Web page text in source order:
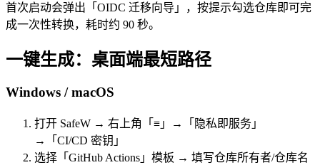
首次启动会弹出「OIDC 迁移向导」，按提示勾选仓库即可完
成一次性转换，耗时约 90 秒。
一键生成：桌面端最短路径
Windows / macOS
打开 SafeW → 右上角「≡」→「隐私即服务」
→「CI/CD 密钥」
选择「GitHub Actions」模板 → 填写仓库所有者/仓库名